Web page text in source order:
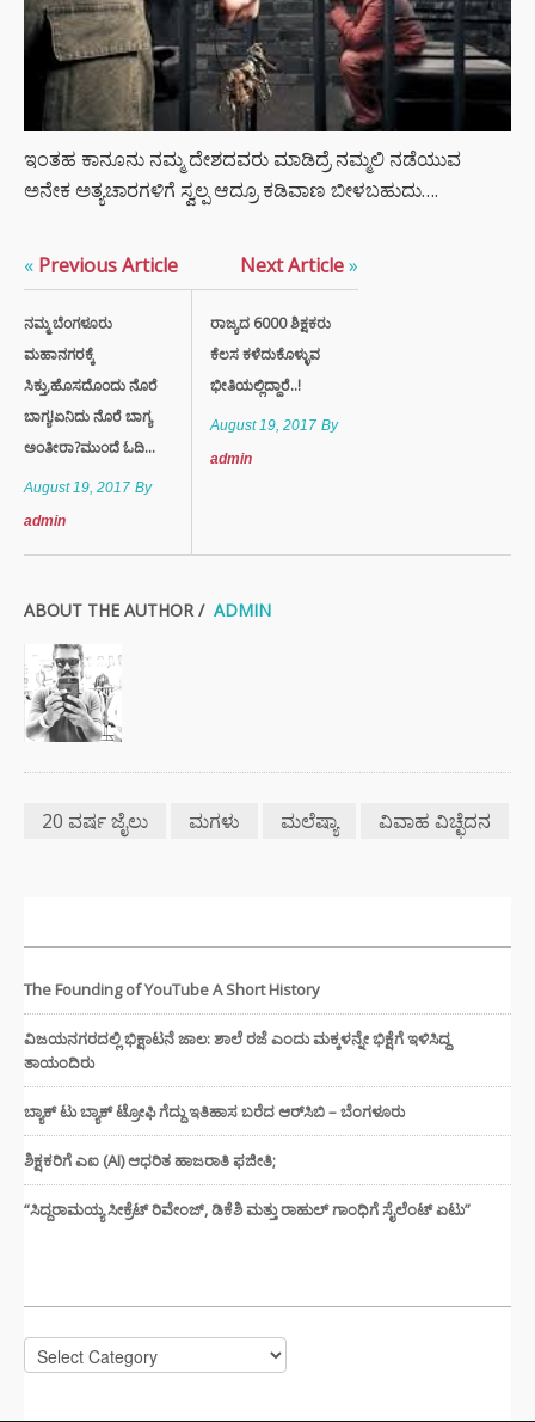
ಇಂತಹ ಕಾನೂನು ನಮ್ಮ ದೇಶದವರು ಮಾಡಿದ್ರೆ ನಮ್ಮಲಿ ನಡೆಯುವ
ಅನೇಕ ಅತ್ಯಚಾರಗಳಿಗೆ ಸ್ವಲ್ಪ ಆದ್ರೂ ಕಡಿವಾಣ ಬೀಳಬಹುದು….
« Previous Article
ನಮ್ಮ ಬೆಂಗಳೂರು
ಮಹಾನಗರಕ್ಕೆ
ಸಿಕ್ತು,ಹೊಸದೊಂದು ನೊರೆ
ಬಾಗ್ಯ!ಏನಿದು ನೊರೆ ಬಾಗ್ಯ
ಅಂತೀರಾ?ಮುಂದೆ ಓದಿ...
August 19, 2017 By
admin
Next Article»
ರಾಜ್ಯದ 6000 ಶಿಕ್ಷಕರು
ಕೆಲಸ ಕಳೆದುಕೊಳ್ಳುವ
ಭೀತಿಯಲ್ಲಿದ್ದಾರೆ..!
August 19, 2017 By
admin
ABOUT THE AUTHOR / ADMIN
20 ವರ್ಷ ಜೈಲು ಮಗಳು ಮಲೆಷ್ಯಾ ವಿವಾಹ ವಿಚ್ಛೆದನ
The Founding of YouTube A Short History
ವಿಜಯನಗರದಲ್ಲಿ ಭಿಕ್ಷಾಟನೆ ಜಾಲ: ಶಾಲೆ ರಜೆ ಎಂದು ಮಕ್ಕಳನ್ನೇ ಭಿಕ್ಷೆಗೆ ಇಳಿಸಿದ್ದ
ತಾಯಂದಿರು
ಬ್ಯಾಕ್ ಟು ಬ್ಯಾಕ್ ಟ್ರೋಫಿ ಗೆದ್ದು ಇತಿಹಾಸ ಬರೆದ ಆರ್‌ಸಿಬಿ – ಬೆಂಗಳೂರು
ಶಿಕ್ಷಕರಿಗೆ ಎಐ (AI) ಆಧರಿತ ಹಾಜರಾತಿ ಫಜೀತಿ;
“ಸಿದ್ದರಾಮಯ್ಯ ಸೀಕ್ರೆಟ್ ರಿವೇಂಜ್‌, ಡಿಕೆಶಿ ಮತ್ತು ರಾಹುಲ್‌ ಗಾಂಧಿಗೆ ಸೈಲೆಂಟ್ ಏಟು”
Categories